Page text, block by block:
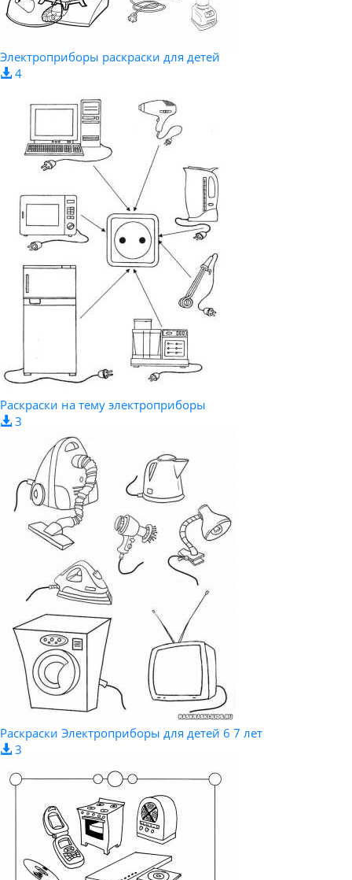
Электроприборы раскраски для детей
4
Раскраски на тему электроприборы
3
Раскраски Электроприборы для детей 6 7 лет
3